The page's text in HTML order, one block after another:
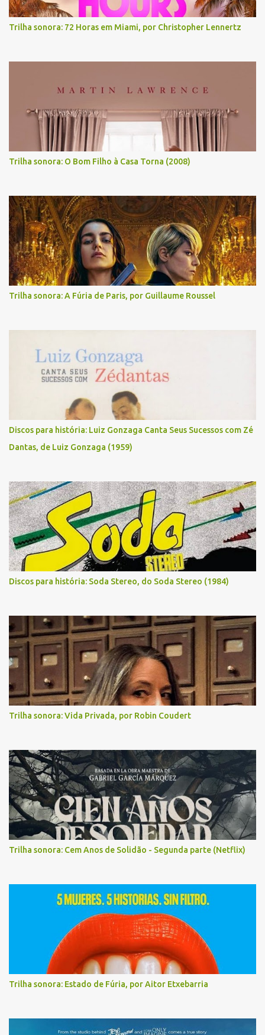
Trilha sonora: 72 Horas em Miami, por Christopher Lennertz
Trilha sonora: O Bom Filho à Casa Torna (2008)
Trilha sonora: A Fúria de Paris, por Guillaume Roussel
Discos para história: Luiz Gonzaga Canta Seus Sucessos com Zé
Dantas, de Luiz Gonzaga (1959)
Discos para história: Soda Stereo, do Soda Stereo (1984)
Trilha sonora: Vida Privada, por Robin Coudert
Trilha sonora: Cem Anos de Solidão - Segunda parte (Netflix)
Trilha sonora: Estado de Fúria, por Aitor Etxebarria